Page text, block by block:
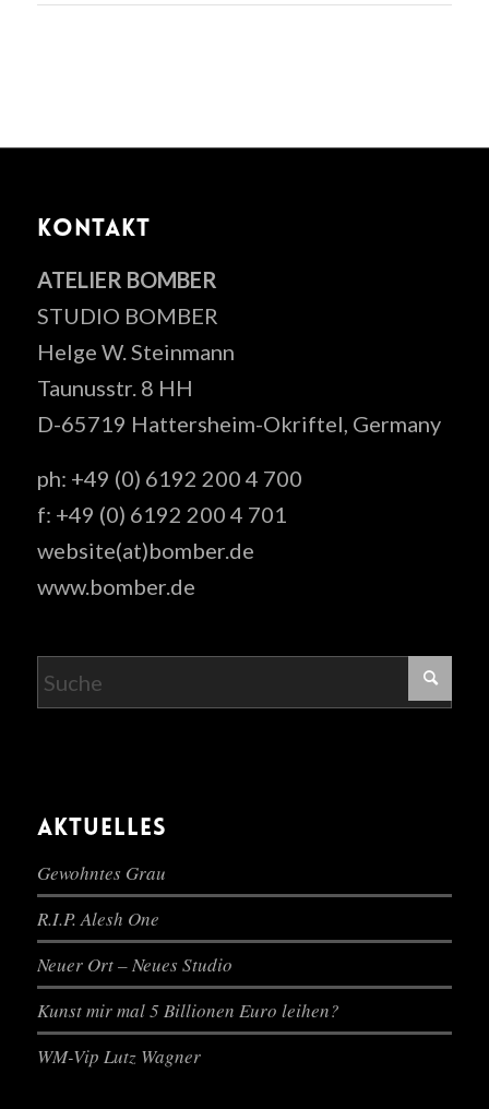
KONTAKT
ATELIER BOMBER
STUDIO BOMBER
Helge W. Steinmann
Taunusstr. 8 HH
D-65719 Hattersheim-Okriftel, Germany
ph: +49 (0) 6192 200 4 700
f: +49 (0) 6192 200 4 701
website(at)bomber.de
www.bomber.de
AKTUELLES
Gewohntes Grau
R.I.P. Alesh One
Neuer Ort – Neues Studio
Kunst mir mal 5 Billionen Euro leihen?
WM-Vip Lutz Wagner